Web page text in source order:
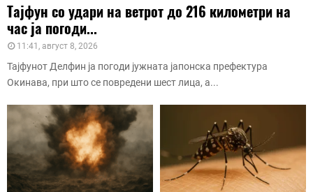
Тајфун со удари на ветрот до 216 километри на
час ја погоди...
11:41, август 8, 2026
Тајфунот Делфин ја погоди јужната јапонска префектура
Окинава, при што се повредени шест лица, а...